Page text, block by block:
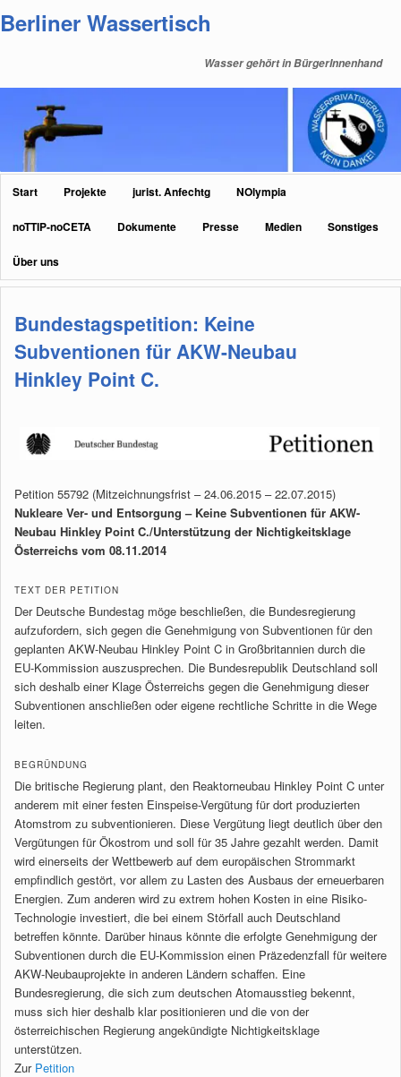
primären
sekundären
Berliner Wassertisch
Wasser gehört in BürgerInnenhand
Hauptmenü
Start Projekte jurist. Anfechtg NOlympia
noTTIP-noCETA Dokumente Presse Medien Sonstiges
Über uns
Bundestagspetition: Keine
Subventionen für AKW-Neubau
Hinkley Point C.
Petition 55792 (Mitzeichnungsfrist – 24.06.2015 – 22.07.2015)
Nukleare Ver- und Entsorgung – Keine Subventionen für AKW-
Neubau Hinkley Point C./Unterstützung der Nichtigkeitsklage
Österreichs vom 08.11.2014
TEXT DER PETITION
Der Deutsche Bundestag möge beschließen, die Bundesregierung
aufzufordern, sich gegen die Genehmigung von Subventionen für den
geplanten AKW-Neubau Hinkley Point C in Großbritannien durch die
EU-Kommission auszusprechen. Die Bundesrepublik Deutschland soll
sich deshalb einer Klage Österreichs gegen die Genehmigung dieser
Subventionen anschließen oder eigene rechtliche Schritte in die Wege
leiten.
BEGRÜNDUNG
Die britische Regierung plant, den Reaktorneubau Hinkley Point C unter
anderem mit einer festen Einspeise-Vergütung für dort produzierten
Atomstrom zu subventionieren. Diese Vergütung liegt deutlich über den
Vergütungen für Ökostrom und soll für 35 Jahre gezahlt werden. Damit
wird einerseits der Wettbewerb auf dem europäischen Strommarkt
empfindlich gestört, vor allem zu Lasten des Ausbaus der erneuerbaren
Energien. Zum anderen wird zu extrem hohen Kosten in eine Risiko-
Technologie investiert, die bei einem Störfall auch Deutschland
betreffen könnte. Darüber hinaus könnte die erfolgte Genehmigung der
Subventionen durch die EU-Kommission einen Präzedenzfall für weitere
AKW-Neubauprojekte in anderen Ländern schaffen. Eine
Bundesregierung, die sich zum deutschen Atomausstieg bekennt,
muss sich hier deshalb klar positionieren und die von der
österreichischen Regierung angekündigte Nichtigkeitsklage
unterstützen.
Zur Petition